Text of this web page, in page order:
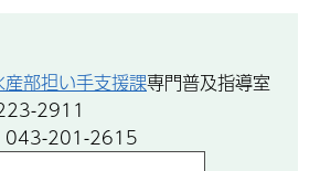
産部担い手支援課専門普及指導室
2911
043-201-2615